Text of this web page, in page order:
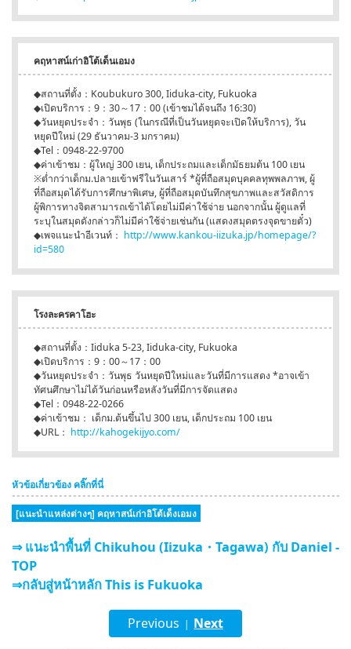
คฤหาสน์เก่าอิโต้เด็นเอมง
◆สถานที่ตั้ง：Koubukuro 300, Iiduka-city, Fukuoka
◆เปิดบริการ：9：30～17：00 (เข้าชมได้จนถึง 16:30)
◆วันหยุดประจำ：วันพุธ (ในกรณีที่เป็นวันหยุดจะเปิดให้บริการ), วัน
หยุดปีใหม่ (29 ธันวาคม-3 มกราคม)
◆Tel：0948-22-9700
◆ค่าเข้าชม：ผู้ใหญ่ 300 เยน, เด็กประถมและเด็กมัธยมต้น 100 เยน
※ต่ำกว่าเด็กม.ปลายเข้าฟรีในวันเสาร์ *ผู้ที่ถือสมุดบุคคลทุพพลภาพ, ผู้
ที่ถือสมุดได้รับการศึกษาพิเศษ, ผู้ที่ถือสมุดบันทึกสุขภาพและสวัสดิการ
ผู้พิการทางจิตสามารถเข้าได้โดยไม่มีค่าใช้จ่าย นอกจากนั้น ผู้ดูแลที่
ระบุในสมุดดังกล่าวก็ไม่มีค่าใช้จ่ายเช่นกัน (แสดงสมุดตรงจุดขายตั๋ว)
◆เพจแนะนำอีเวนท์： http://www.kankou-iizuka.jp/homepage/?
id=580
โรงละครคาโฮะ
◆สถานที่ตั้ง：Iiduka 5-23, Iiduka-city, Fukuoka
◆เปิดบริการ：9：00～17：00
◆วันหยุดประจำ：วันพุธ วันหยุดปีใหม่และวันที่มีการแสดง *อาจเข้า
ทัศนศึกษาไม่ได้วันก่อนหรือหลังวันที่มีการจัดแสดง
◆Tel：0948-22-0266
◆ค่าเข้าชม： เด็กม.ต้นขึ้นไป 300 เยน, เด็กประถม 100 เยน
◆URL： http://kahogekijyo.com/
หัวข้อเกี่ยวข้อง คลิ๊กที่นี่
[แนะนำแหล่งต่างๆ] คฤหาสน์เก่าอิโต้เด็งเอมง
⇒ แนะนำพื้นที่ Chikuhou (Iizuka・Tagawa) กับ Daniel -
TOP
⇒กลับสู่หน้าหลัก This is Fukuoka
Previous | Next